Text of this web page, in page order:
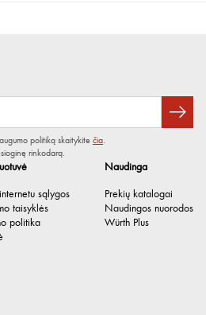
sąlygos
taisyklės
politika
Naudinga
Prekių katalogai
Naudingos nuorodos
Würth Plus
politiką skaitykite čia.
rinkodarą.